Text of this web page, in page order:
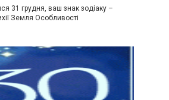
31 грудня, ваш знак зодіаку –
Земля Особливості